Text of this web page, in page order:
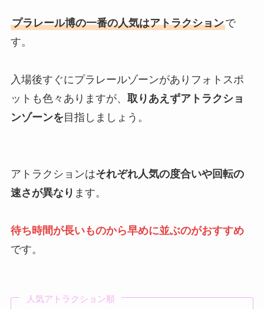
プラレール博の一番の人気はアトラクションで
す。
入場後すぐにプラレールゾーンがありフォトスポ
ットも色々ありますが、 取りあえずアトラクショ
ンゾーンを目指しましょう。
アトラクションはそれぞれ人気の度合いや回転の
速さが異なり ます。
待ち時間が長いものから早めに並ぶのがおすすめ
です。
人気アトラクション順